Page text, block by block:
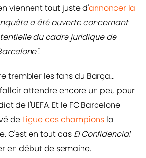
viennent tout juste d'annoncer la
a été ouverte concernant
du cadre juridique de
.
trembler les fans du Barça...
attendre encore un peu pour
de l'UEFA. Et le FC Barcelone
de Ligue des champions la
C'est en tout cas El Confidencial
en début de semaine.